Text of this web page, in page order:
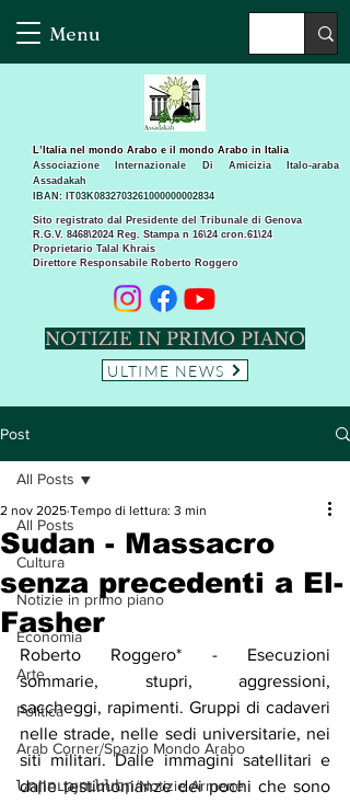
Menu
Sito registrato dal Presidente del Tribunale di Genova
R.G.V. 8468\2024 Reg. Stampa n 16\24 cron.61\24 ​
Proprietario Talal Khrais
Direttore Responsabile Roberto Roggero
L’Italia nel mondo Arabo e il mondo Arabo in Italia
Associazione Internazionale Di Amicizia Italo-araba
Assadakah
IBAN: IT03K0832703261000000002834
NOTIZIE IN PRIMO PIANO
ULTIME NEWS
Post
All Posts
Cultura
Notizie in primo piano
Economia
Arte
Politica
Arab Corner/Spazio Mondo Arabo
Նորություններ/Notizie Armene
All Posts
Sudan - Massacro
senza precedenti a El-
Fasher
2 nov 2025 Tempo di lettura: 3 min
Roberto Roggero* - Esecuzioni
sommarie, stupri, aggressioni,
saccheggi, rapimenti. Gruppi di cadaveri
nelle strade, nelle sedi universitarie, nei
siti militari. Dalle immagini satellitari e
dalle testimonianze dei pochi che sono